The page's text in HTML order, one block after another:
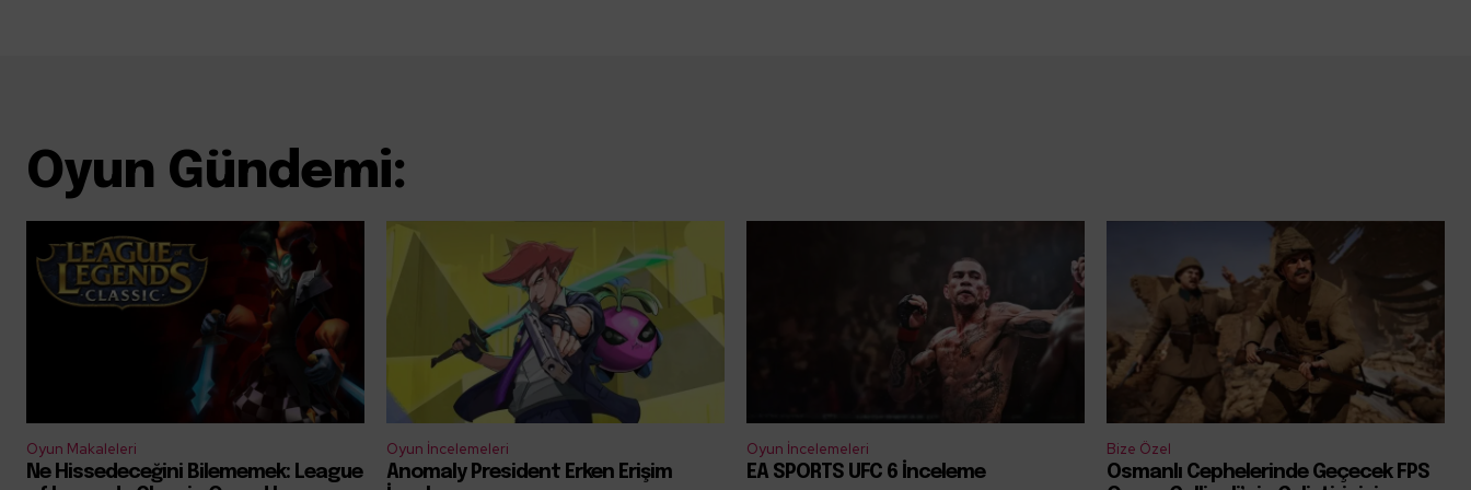
Oyun Gündemi:
Oyun Makaleleri
Ne Hissedeceğini Bilememek: League
Oyun İncelemeleri
Anomaly President Erken Erişim
Oyun İncelemeleri
EA SPORTS UFC 6 İnceleme
Bize Özel
Osmanlı Cephelerinde Geçecek FPS